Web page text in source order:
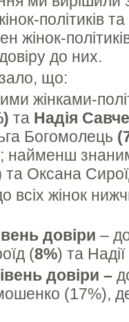
політиків
жінок-
до них.
що:
жінками-
та Надія
Богомолець
; найменш
та Оксана
всіх жінок
довіри –
(8%) та
довіри –
(17%),